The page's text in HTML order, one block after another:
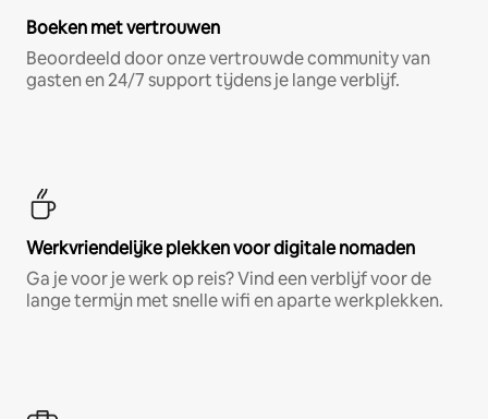
Boeken met vertrouwen
Beoordeeld door onze vertrouwde community van
gasten en 24/7 support tijdens je lange verblijf.
Werkvriendelijke plekken voor digitale nomaden
Ga je voor je werk op reis? Vind een verblijf voor de
lange termijn met snelle wifi en aparte werkplekken.